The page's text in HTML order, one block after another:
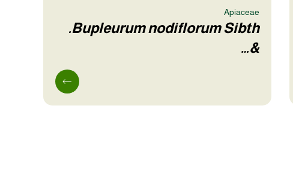
Apiaceae
Bupleurum nodiflorum Sibth.
&…